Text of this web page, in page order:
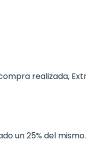
realizada,
un 25% del mismo.